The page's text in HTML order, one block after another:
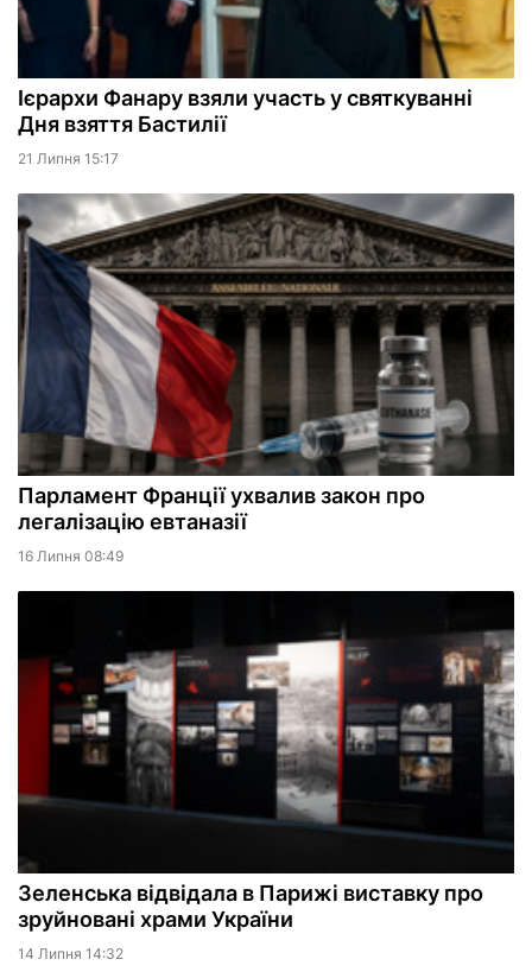
Ієрархи Фанару взяли участь у святкуванні
Дня взяття Бастилії
21 Липня 15:17
Парламент Франції ухвалив закон про
легалізацію евтаназії
16 Липня 08:49
Зеленська відвідала в Парижі виставку про
зруйновані храми України
14 Липня 14:32